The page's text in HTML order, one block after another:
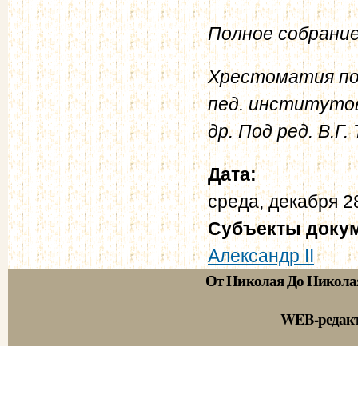
Полное
Хрестоматия
пед.
др. Под ред. В.Г.
Дата:
среда, декабря
Субъекты
Александр II
От Николая До
WEB-